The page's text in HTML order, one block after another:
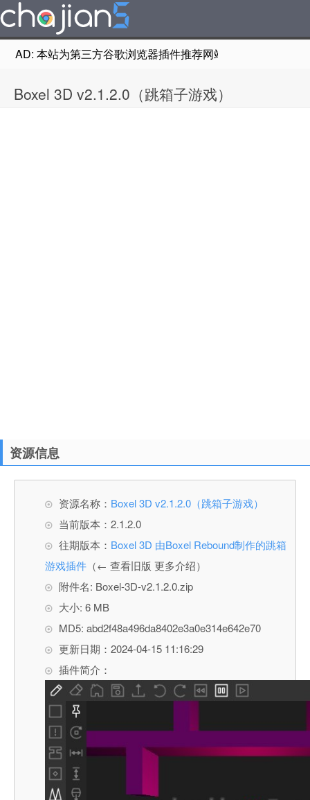
AD: 本站为第三方谷歌浏览器插件推荐网站，非Google
Boxel 3D v2.1.2.0（跳箱子游戏）
资源信息
资源名称： Boxel 3D v2.1.2.0（跳箱子游戏）
当前版本：2.1.2.0
往期版本： Boxel 3D 由Boxel Rebound制作的跳箱
游戏插件 （← 查看旧版 更多介绍）
附件名: Boxel-3D-v2.1.2.0.zip
大小: 6 MB
MD5: abd2f48a496da8402e3a0e314e642e70
更新日期：2024-04-15 11:16:29
插件简介：